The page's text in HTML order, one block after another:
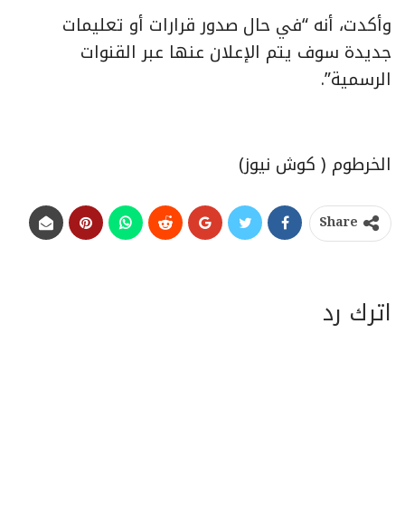
وأكدت، أنه “في حال صدور قرارات أو تعليمات
جديدة سوف يتم الإعلان عنها عبر القنوات
الرسمية”.
الخرطوم ( كوش نيوز)
Share
اترك رد